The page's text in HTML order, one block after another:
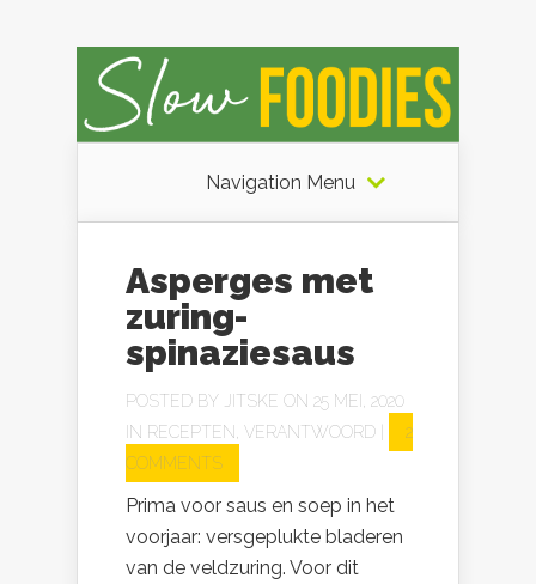
Navigation Menu
Asperges met
zuring-
spinaziesaus
POSTED BY JITSKE ON 25 MEI, 2020
IN RECEPTEN, VERANTWOORD
2
COMMENTS
Prima voor saus en soep in het
voorjaar: versgeplukte bladeren
van de veldzuring. Voor dit